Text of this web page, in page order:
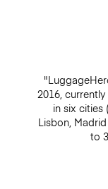
2016,
in six cities
Lisbon,
to